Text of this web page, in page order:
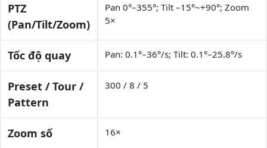
PTZ
(Pan/Tilt/Zoom)
Pan 0°–355°; Tilt –15°~+90°; Zoom
5×
Tốc độ quay Pan: 0.1°–36°/s; Tilt: 0.1°–25.8°/s
Preset / Tour /
Pattern
300 / 8 / 5
Zoom số 16×